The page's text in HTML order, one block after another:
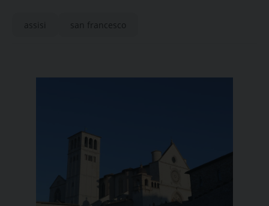
assisi san francesco